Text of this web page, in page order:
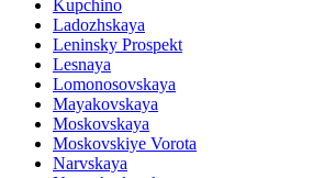
Kupchino
Ladozhskaya
Leninsky Prospekt
Lesnaya
Lomonosovskaya
Mayakovskaya
Moskovskaya
Moskovskiye Vorota
Narvskaya